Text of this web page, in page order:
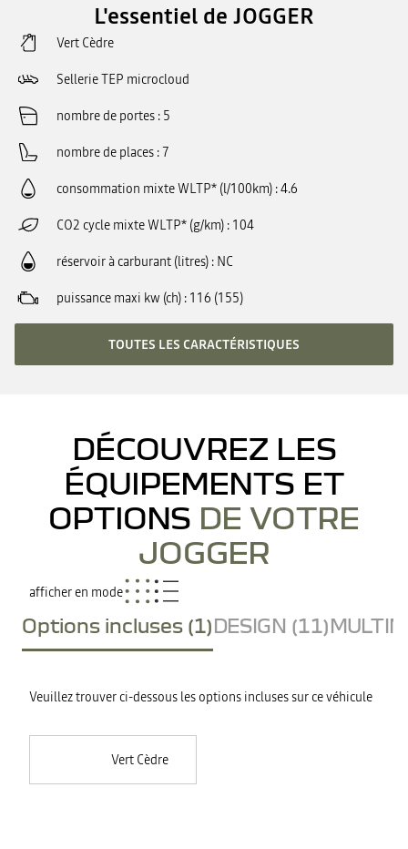
L'essentiel de JOGGER
Vert Cèdre
Sellerie TEP microcloud
nombre de portes 5
nombre de places 7
consommation mixte WLTP* (l/100km) 4.6
CO2 cycle mixte WLTP* (g/km) 104
réservoir à carburant (litres) NC
puissance maxi kw (ch) 116 (155)
TOUTES LES CARACTÉRISTIQUES
DÉCOUVREZ LES
ÉQUIPEMENTS ET
OPTIONS DE VOTRE
JOGGER
afficher en mode
Options incluses (1)DESIGN (11)
Veuillez trouver ci-dessous les options incluses sur ce véhicule
Vert Cèdre